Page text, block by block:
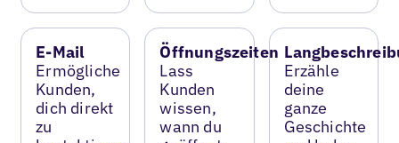
E-Mail
Ermögliche
Kunden,
dich direkt
zu
Öffnungszeiten
Lass
Kunden
wissen,
wann du
Erzähle
deine
ganze
Geschichte